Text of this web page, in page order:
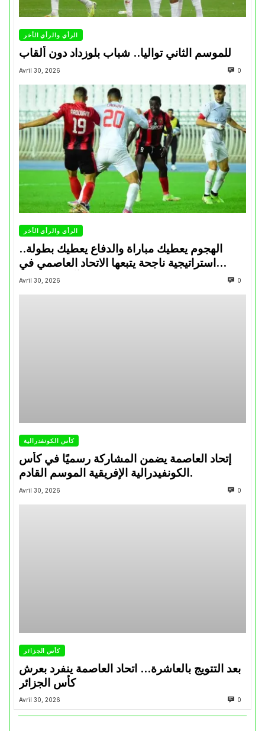
الرأي والرأي الأخر
للموسم الثاني تواليا.. شباب بلوزداد دون ألقاب
Avril 30, 2026 0
الرأي والرأي الأخر
الهجوم يعطيك مباراة والدفاع يعطيك بطولة..
استراتيجية ناجحة يتبعها الاتحاد العاصمي في
تتويجاته آخر السنوات
Avril 30, 2026 0
كأس الكونفدرالية
إتحاد العاصمة يضمن المشاركة رسميًا في كأس
الكونفيدرالية الإفريقية الموسم القادم.
Avril 30, 2026 0
كأس الجزائر
بعد التتويج بالعاشرة… اتحاد العاصمة ينفرد بعرش
كأس الجزائر
Avril 30, 2026 0